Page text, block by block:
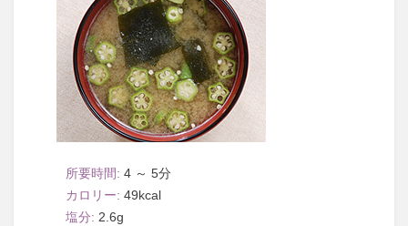
4 ～ 5
49
2.6